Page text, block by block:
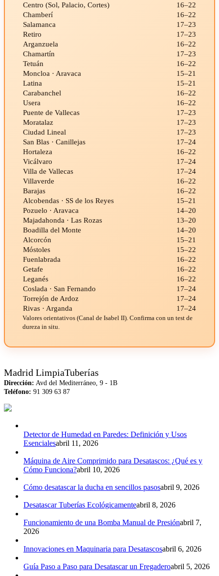
Centro (Sol, Palacio, Cortes)
16–22
Chamberí
16–22
Salamanca
17–23
Retiro
17–23
Arganzuela
16–22
Chamartín
17–23
Tetuán
16–22
Moncloa · Aravaca
15–21
Latina
15–21
Carabanchel
16–22
Usera
16–22
Puente de Vallecas
17–23
Moratalaz
17–23
Ciudad Lineal
17–23
San Blas · Canillejas
17–24
Hortaleza
16–22
Vicálvaro
17–24
Villa de Vallecas
17–24
Villaverde
16–22
Barajas
16–22
Alcobendas · SS de los Reyes
15–21
Pozuelo · Aravaca
14–20
Majadahonda · Las Rozas
13–20
Boadilla del Monte
14–20
Alcorcón
15–21
Móstoles
15–22
Fuenlabrada
16–22
Getafe
16–22
Leganés
16–22
Coslada · San Fernando
17–24
Torrejón de Ardoz
17–24
Rivas · Arganda
17–24
Valores orientativos (Canal de Isabel II). Confirma con un test de
dureza in situ.
Madrid LimpiaTuberías
Dirección: Avd del Mediterráneo, 9 - 1B
Teléfono: 91 309 63 87
Detector de Humedad en Paredes: Definición y Usos
Esencialesabril 11, 2026
Máquina de Aire Comprimido para Desatascos: ¿Qué es y
Cómo Funciona?abril 10, 2026
Cómo desatascar la ducha en sencillos pasosabril 9, 2026
Desatascar Tuberías Ecológicamenteabril 8, 2026
Funcionamiento de una Bomba Manual de Presiónabril 7,
2026
Innovaciones en Maquinaria para Desatascosabril 6, 2026
Guía Paso a Paso para Desatascar un Fregaderoabril 5, 2026